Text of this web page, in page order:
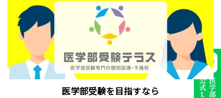
医学部受験を目指すなら